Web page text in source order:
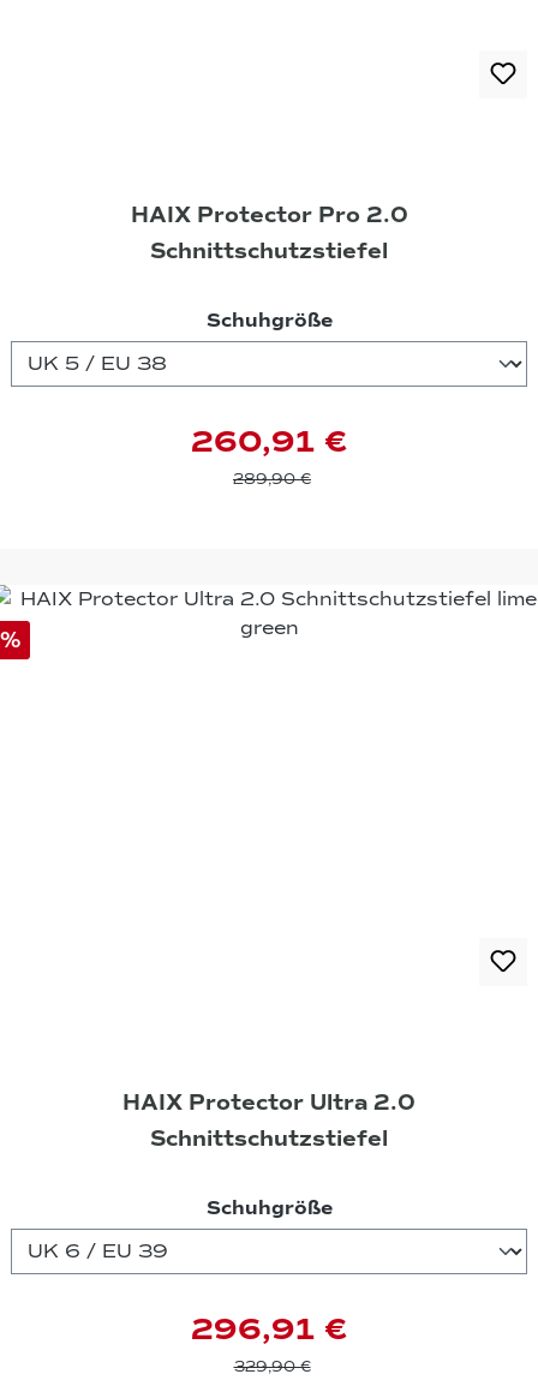
HAIX Protector Pro 2.0
Schnittschutzstiefel
Schuhgrößeauswählen
260,91 €
289,90 €
%
HAIX Protector Ultra 2.0
Schnittschutzstiefel
Schuhgrößeauswählen
296,91 €
329,90 €